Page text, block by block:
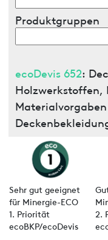
Produktgruppen
ecoDevis 652:
Holzwerkstoffen,
Materialvorgaben
Sehr gut geeignet
für Minergie-ECO
1. Priorität
ecoBKP/ecoDevis
2.